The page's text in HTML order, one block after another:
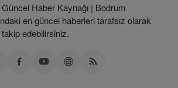
Haber Kaynağı | Bodrum
en güncel haberleri tarafsız olarak
edebilirsiniz.